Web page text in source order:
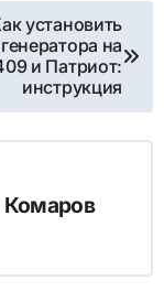
установить
на
и Патриот:
инструкция